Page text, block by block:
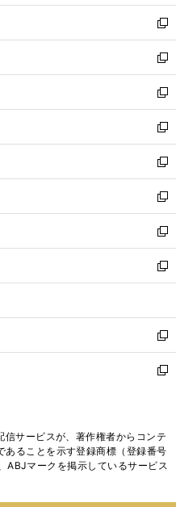
ン
ド
ウ
で
開
く
ウ
ィ
ン
ド
ウ
で
開
く
し
い
ウ
ィ
ン
ド
ウ
で
開
く
新
し
い
ウ
ィ
ン
ド
ウ
で
開
く
新
し
い
ウ
ィ
ン
ド
ウ
で
開
く
新
し
い
ウ
ィ
ン
ド
ウ
で
開
く
新
し
い
ウ
ィ
ン
ド
ウ
で
開
新
し
い
ウ
ィ
ン
ド
ウ
開
く
新
し
い
ウ
ィ
ン
ウ
で
開
く
新
し
い
ウ
ン
ド
ウ
で
新
し
ウ
ィ
ン
ド
く
新
し
い
ド
ウ
で
新
ィ
ン
サービスが、著作権者からコンテ
あることを示す登録商標（登録番号
マークを掲示しているサービス